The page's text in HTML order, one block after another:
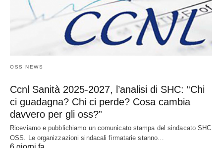
OSS NEWS
Ccnl Sanità 2025-2027, l’analisi di SHC: “Chi
ci guadagna? Chi ci perde? Cosa cambia
davvero per gli oss?”
Riceviamo e pubblichiamo un comunicato stampa del sindacato SHC
OSS. Le organizzazioni sindacali firmatarie stanno…